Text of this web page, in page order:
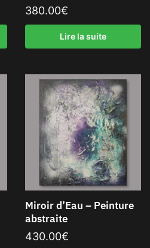
380.00€
Lire la suite
Miroir d’Eau – Peinture
abstraite
430.00€